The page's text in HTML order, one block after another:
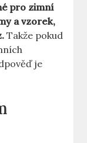
pro zimní
a vzorek,
Takže pokud
je